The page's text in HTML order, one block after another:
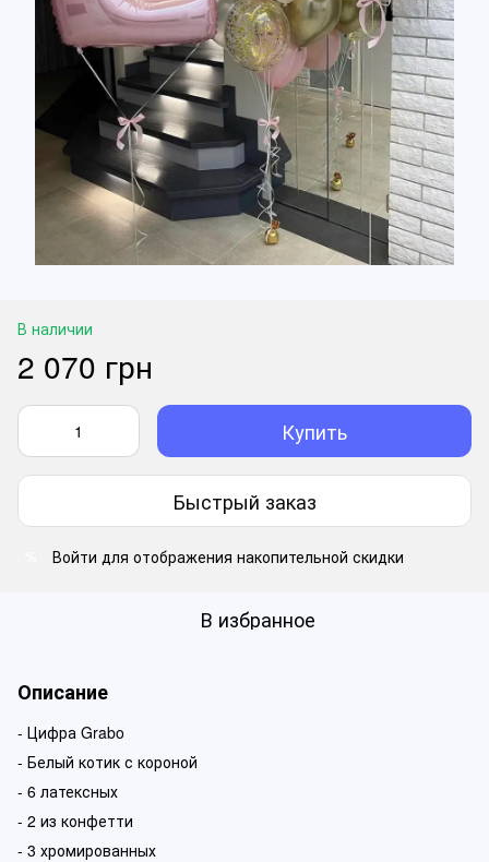
В наличии
2 070 грн
Купить
Быстрый заказ
Войти для отображения накопительной скидки
В избранное
Описание
- Цифра Grabo
- Белый котик с короной
- 6 латексных
- 2 из конфетти
- 3 хромированных